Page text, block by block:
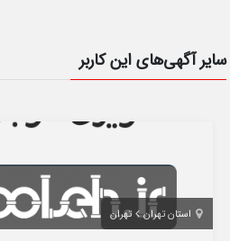
سایر آگهی‌های این کاربر
استان تهران تهران